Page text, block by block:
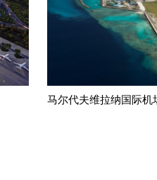
马尔代夫维拉纳国际机